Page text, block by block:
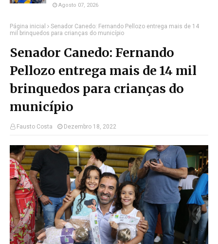
Agosto 07, 2026
Página inicial
Senador Canedo: Fernando Pellozo entrega mais de 14
mil brinquedos para crianças do município
Senador Canedo: Fernando
Pellozo entrega mais de 14 mil
brinquedos para crianças do
município
Fausto Costa Dezembro 18, 2022